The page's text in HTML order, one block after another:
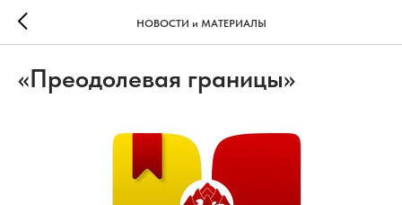
НОВОСТИ и МАТЕРИАЛЫ
«Преодолевая границы»